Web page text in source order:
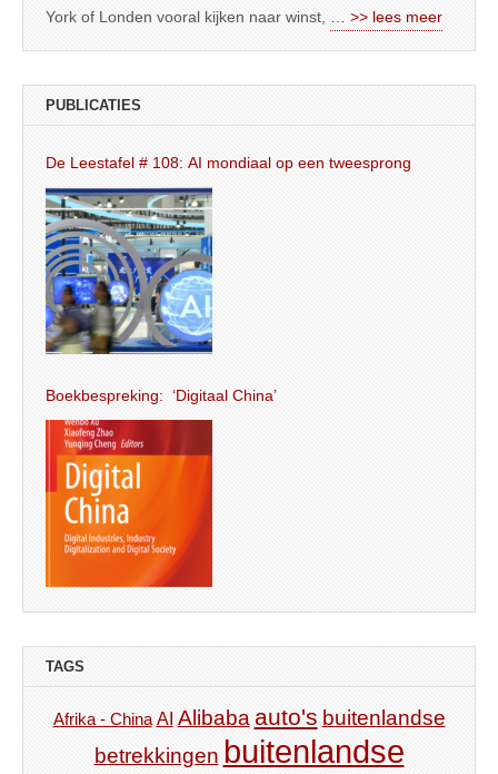
York of Londen vooral kijken naar winst,
… >> lees meer
PUBLICATIES
De Leestafel # 108: AI mondiaal op een tweesprong
Boekbespreking: ‘Digitaal China’
TAGS
Afrika - China AI Alibaba auto's buitenlandse
betrekkingen buitenlandse